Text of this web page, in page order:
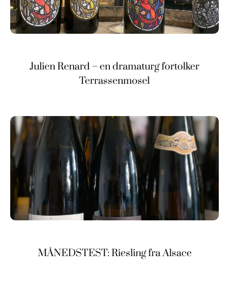
Julien Renard – en dramaturg fortolker
Terrassenmosel
MÅNEDSTEST: Riesling fra Alsace